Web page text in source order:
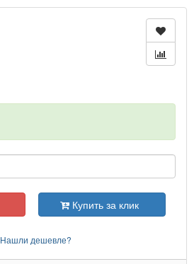
Купить за клик
Нашли дешевле?